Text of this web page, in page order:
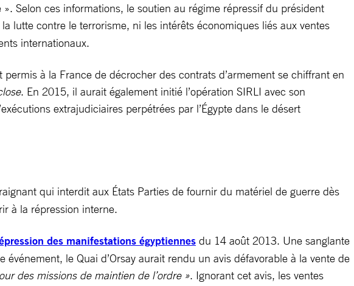
Selon ces informations, le soutien au régime répressif du président
lutte contre le terrorisme, ni les intérêts économiques liés aux ventes
internationaux.
à la France de décrocher des contrats d’armement se chiffrant en
. En 2015, il aurait également initié l’opération SIRLI avec son
extrajudiciaires perpétrées par l’Égypte dans le désert
qui interdit aux États Parties de fournir du matériel de guerre dès
à la répression interne.
des manifestations égyptiennes du 14 août 2013. Une sanglante
événement, le Quai d’Orsay aurait rendu un avis défavorable à la vente de
des missions de maintien de l’ordre ». Ignorant cet avis, les ventes